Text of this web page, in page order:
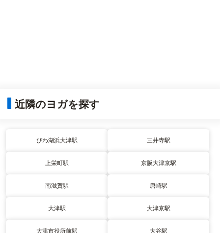
近隣のヨガを探す
びわ湖浜大津駅 三井寺駅
上栄町駅 京阪大津京駅
南滋賀駅 唐崎駅
大津駅 大津京駅
大津市役所前駅 大谷駅